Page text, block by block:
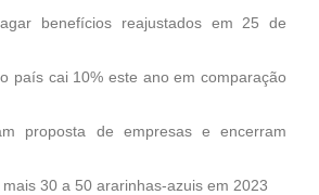
benefícios reajustados em 25 de
país cai 10% este ano em comparação
proposta de empresas e encerram
30 a 50 ararinhas-azuis em 2023